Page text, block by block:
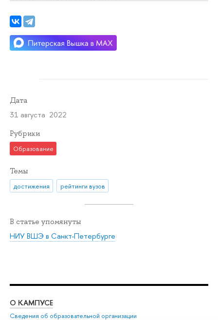
Дата
31 августа 2022
Рубрики
Образование
Темы
достижения рейтинги вузов
В статье упомянуты
НИУ ВШЭ в Санкт-Петербурге
О КАМПУСЕ
Сведения об образовательной организации